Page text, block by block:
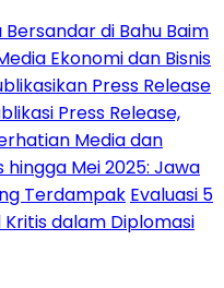
di Bahu Baim
Ekonomi dan Bisnis
Press Release
Press Release,
Media dan
hingga Mei 2025: Jawa
Terdampak Evaluasi 5
Kritis dalam Diplomasi